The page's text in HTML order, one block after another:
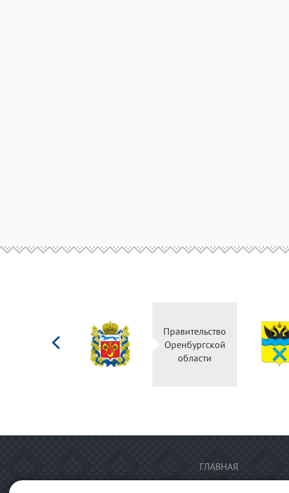
Правительство
Оренбургской
области
ГЛАВНАЯ